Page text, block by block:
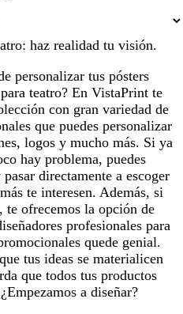
haz realidad tu visión.
personalizar tus pósters
teatro? En VistaPrint te
con gran variedad de
que puedes personalizar
logos y mucho más. Si ya
hay problema, puedes
directamente a escoger
te interesen. Además, si
te ofrecemos la opción de
profesionales para
quede genial.
tus ideas se materialicen
que todos tus productos
a diseñar?